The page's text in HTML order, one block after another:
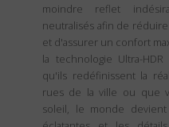
moindre reflet
neutralisés afin de
et d'assurer un confort
la technologie Ultra-
qu'ils redéfinissent la
rues de la ville ou que
soleil, le monde